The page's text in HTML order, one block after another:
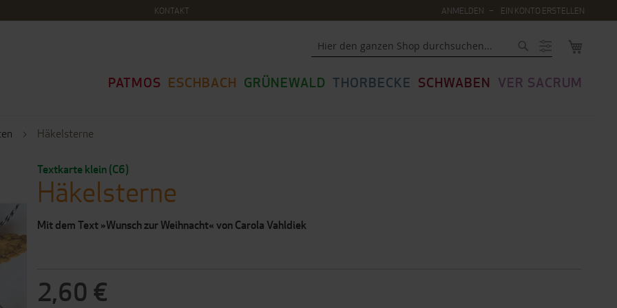
KONTAKT ANMELDEN EIN KONTO ERSTELLEN
PATMOS ESCHBACH GRÜNEWALD THORBECKE SCHWABEN VER SACRUM
Häkelsterne
Textkarte klein (C6)
Häkelsterne
Mit dem Text »Wunsch zur Weihnacht« von Carola Vahldiek
2,60 €